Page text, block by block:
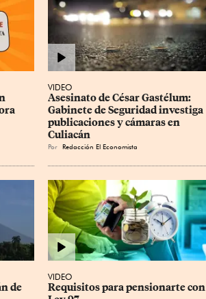
VIDEO
Asesinato de César Gastélum:
Gabinete de Seguridad investiga
publicaciones y cámaras en
Culiacán
Por Redacción El Economista
de
VIDEO
Requisitos para pensionarte con